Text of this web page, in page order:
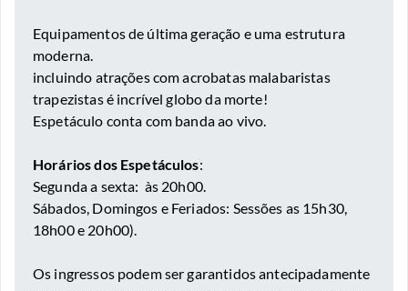
Equipamentos de última geração e uma estrutura
moderna.
incluindo atrações com acrobatas malabaristas
trapezistas é incrível globo da morte!
Espetáculo conta com banda ao vivo.
Horários dos Espetáculos:
Segunda a sexta: às 20h00.
Sábados, Domingos e Feriados: Sessões as 15h30,
18h00 e 20h00).
Os ingressos podem ser garantidos antecipadamente